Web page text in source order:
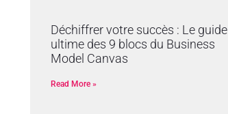
Déchiffrer votre succès : Le guide
ultime des 9 blocs du Business
Model Canvas
Read More »